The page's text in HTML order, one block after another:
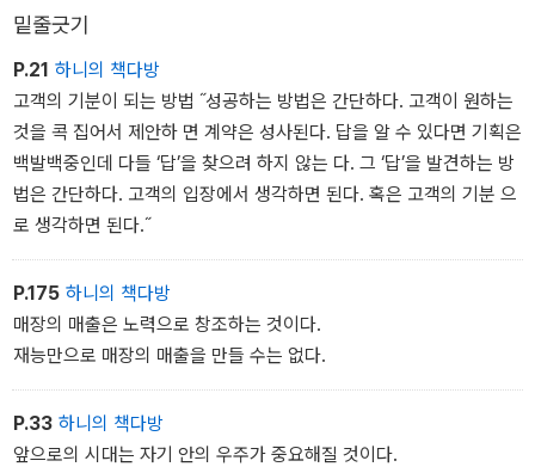
밑줄긋기
P.21 하니의 책다방
고객의 기분이 되는 방법 ˝성공하는 방법은 간단하다. 고객이 원하는
것을 콕 집어서 제안하 면 계약은 성사된다. 답을 알 수 있다면 기획은
백발백중인데 다들 ‘답’을 찾으려 하지 않는 다. 그 ‘답’을 발견하는 방
법은 간단하다. 고객의 입장에서 생각하면 된다. 혹은 고객의 기분 으
로 생각하면 된다.˝
P.175 하니의 책다방
매장의 매출은 노력으로 창조하는 것이다.
재능만으로 매장의 매출을 만들 수는 없다.
P.33 하니의 책다방
앞으로의 시대는 자기 안의 우주가 중요해질 것이다.